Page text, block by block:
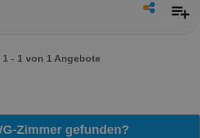
1 - 1 von 1 Angebote
Zimmer gefunden?